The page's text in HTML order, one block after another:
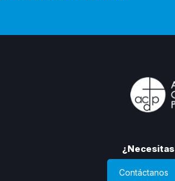
¿Necesitas
Contáctanos